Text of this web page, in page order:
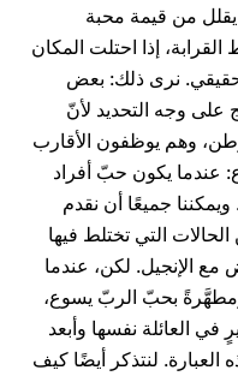
أن يقلل من قيمة محبة
القرابة، إذا احتلت المكان
نرى ذلك: بعض
على وجه التحديد لأنّ
وهم يوظفون الأقارب
يكون حبّ أفراد
ويمكننا جميعًا أن نقدم
التي تختلط فيها
مع الإنجيل. لكن، عندما
ومطهَّرةً بحبّ الربّ يسوع،
في العائلة نفسها وأبعد
العبارة. لنتذكر أيضًا كيف